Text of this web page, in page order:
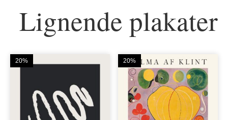
Lignende plakater
20% 20%